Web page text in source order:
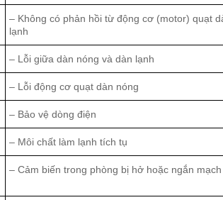
– Không có phản hồi từ động cơ (motor) quạt
lạnh
– Lỗi giữa dàn nóng và dàn lạnh
– Lỗi động cơ quạt dàn nóng
– Bảo vệ dòng điện
– Môi chất làm lạnh tích tụ
– Cảm biến trong phòng bị hở hoặc ngắn mạch